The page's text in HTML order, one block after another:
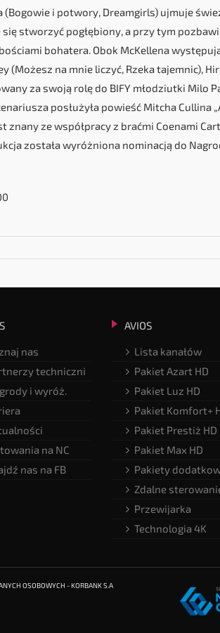
(Bogowie i potwory, Dreamgirls) ujmuje
stworzyć pogłębiony, a przy tym
bohatera. Obok McKellena
(Możesz na mnie liczyć, Rzeka tajemnic),
za swoją rolę do BIFY młodziutki Milo
posłużyła powieść Mitcha Cullina
ze współpracy z braćmi Coenami
została wyróżniona nominacją do
nas
techniczni
i wyróż.
na NC
nas na FB
AVIOS
Lista kanałów
Pakiet Azart HD
Pakiet Luz HD
Pakiet Komfort+
Pakiet Prestiż HD
Pakiet Max HD
Pakiety
Zdalne
Przewijarka
Technologia 4K
OSOBOWYCH - KORBANK S.A